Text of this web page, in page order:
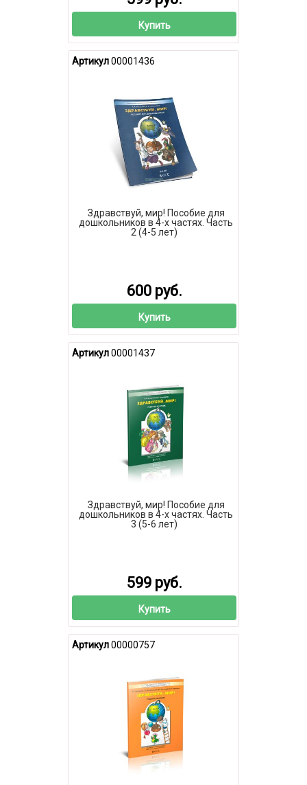
Купить
Артикул00001436
Здравствуй, мир! Пособие для
дошкольников в 4-х частях. Часть
2 (4-5 лет)
600 руб.
Купить
Артикул00001437
Здравствуй, мир! Пособие для
дошкольников в 4-х частях. Часть
3 (5-6 лет)
599 руб.
Купить
Артикул00000757